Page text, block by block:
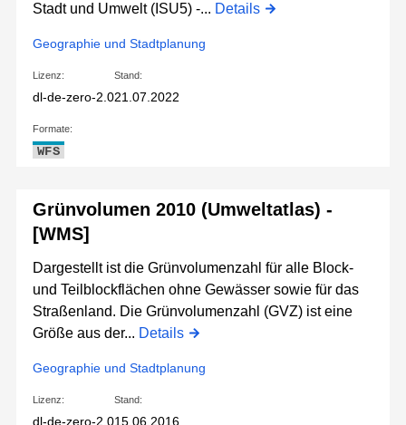
Stadt und Umwelt (ISU5) -... Details
Geographie und Stadtplanung
Lizenz:
dl-de-zero-2.0
Stand:
21.07.2022
Formate:
WFS
Grünvolumen 2010 (Umweltatlas) -
[WMS]
Dargestellt ist die Grünvolumenzahl für alle Block-
und Teilblockflächen ohne Gewässer sowie für das
Straßenland. Die Grünvolumenzahl (GVZ) ist eine
Größe aus der... Details
Geographie und Stadtplanung
Lizenz:
dl-de-zero-2.0
Stand:
15.06.2016